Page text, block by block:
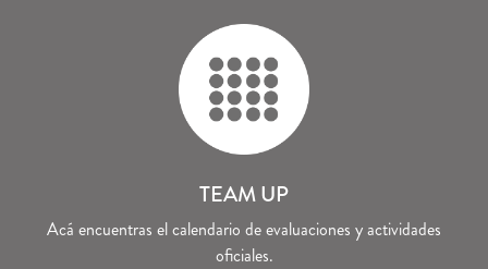
TEAM UP
Acá encuentras el calendario de evaluaciones y actividades
oficiales.